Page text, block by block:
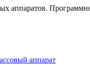
аппаратов.
аппарат